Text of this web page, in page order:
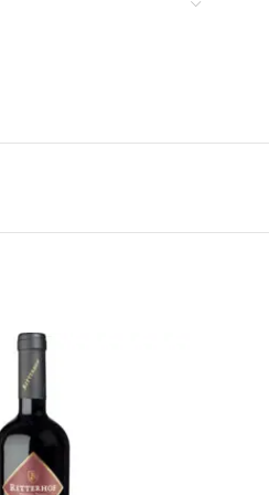
del rum. Pampero
per gli appassionati